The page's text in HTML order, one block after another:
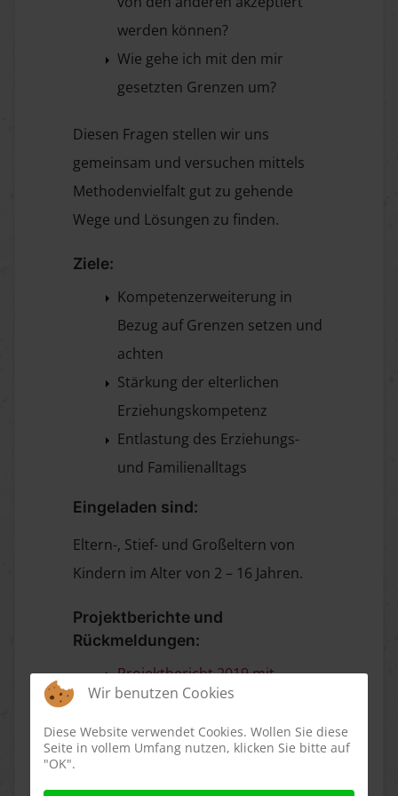
werden können?
Wie gehe ich mit den mir
gesetzten Grenzen um?
Diesen Fragen stellen wir uns
gemeinsam und versuchen mittels
Methodenvielfalt gut zu gehende
Wege und Lösungen zu finden.
Ziele:
Kompetenzerweiterung in
Bezug auf Grenzen setzen und
achten
Stärkung der elterlichen
Erziehungskompetenz
Entlastung des Erziehungs-
und Familienalltags
Eingeladen sind:
Eltern-, Stief- und Großeltern von
Kindern im Alter von 2 – 16 Jahren.
Projektberichte und
Rückmeldungen:
Projektbericht 2019 mit
Feedback
Projektbericht 2015 mit
Feedback
Wir benutzen Cookies
Diese Website verwendet Cookies. Wollen Sie diese
Seite in vollem Umfang nutzen, klicken Sie bitte auf
"OK".